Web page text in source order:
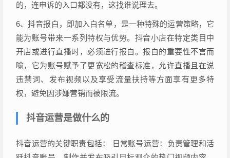
的，连申诉的入口都没有，这找谁说理去。
6、抖音报白，即加入白名单，是一种特殊的运营策略，它
能为账号带来一系列特权与优势。抖音小店在特定类目中
开店或进行直播时，必须进行报白。报白的重要性不言而
喻，它为账号赋予了更宽松的稽查标准，允许直播且在说
违禁词、发布视频以及享受流量扶持等方面享有更多特
权，避免因涉嫌营销而被限流。
抖音运营是做什么的
抖音运营的关键职责包括： 日常账号运营：负责管理和活